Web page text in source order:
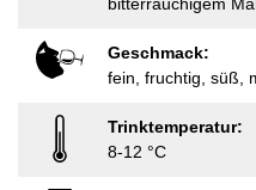
Geschmack:
fein, fruchtig, süß,
Trinktemperatur:
8-12 °C